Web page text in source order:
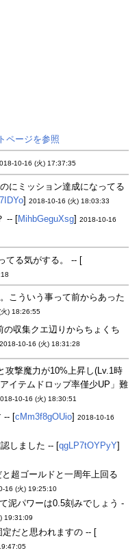
ページを参照
10-16 (火) 17:37:35
にミッション達成になってる
] 2018-10-16 (火) 18:03:33
-- [MihbGeguXsg] 2018-10-16
てる気がする。 -- [
こういう事って前からあった
) 18:26:55
収集クエ辺りからちょくち
2018-10-16 (火) 18:31:28
攻撃魔力が10%上昇し(Lv.1時
イテムドロップ率僅少UP」難
10-16 (火) 18:30:51
-- [cMm3f8gOUio] 2018-10-16
しました -- [qgLP7tOYPyY]
超ゴールドと一周年上回る
16 (火) 19:25:10
泥パワーは0.5刻みでしょう -
19:31:09
だと思われますの -- [